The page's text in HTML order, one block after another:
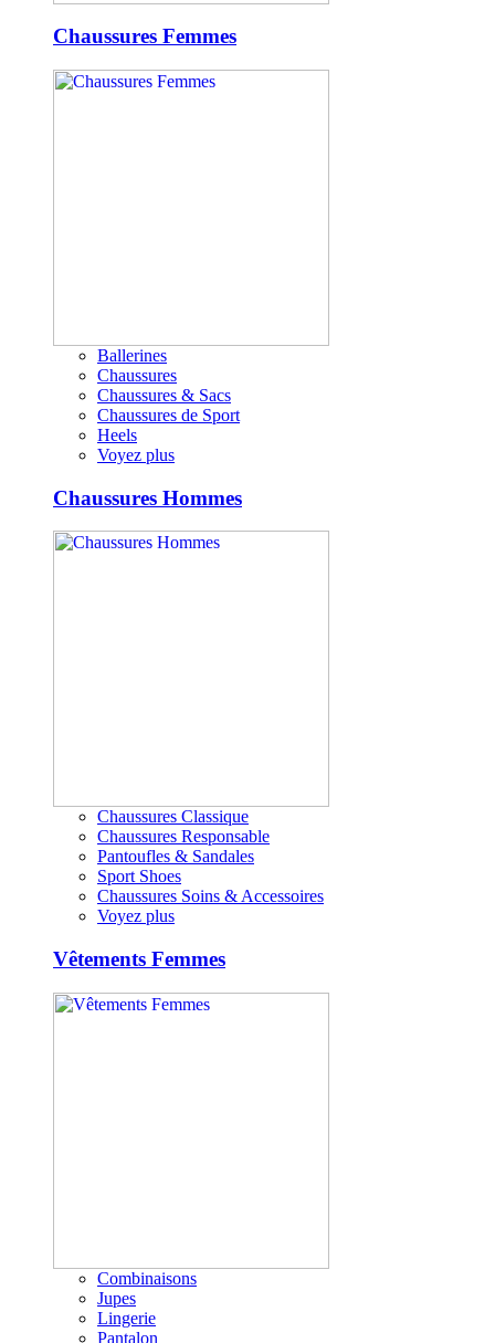
Chaussures Femmes
Ballerines
Chaussures
Chaussures & Sacs
Chaussures de Sport
Heels
Voyez plus
Chaussures Hommes
Chaussures Classique
Chaussures Responsable
Pantoufles & Sandales
Sport Shoes
Chaussures Soins & Accessoires
Voyez plus
Vêtements Femmes
Combinaisons
Jupes
Lingerie
Pantalon